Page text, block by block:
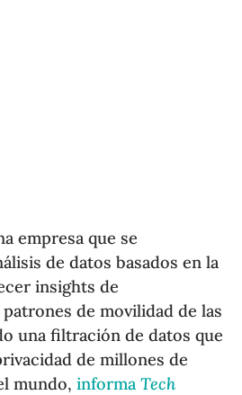
empresa que se
de datos basados en la
insights de
de movilidad de las
una filtración de datos que
de millones de
mundo,informaTech